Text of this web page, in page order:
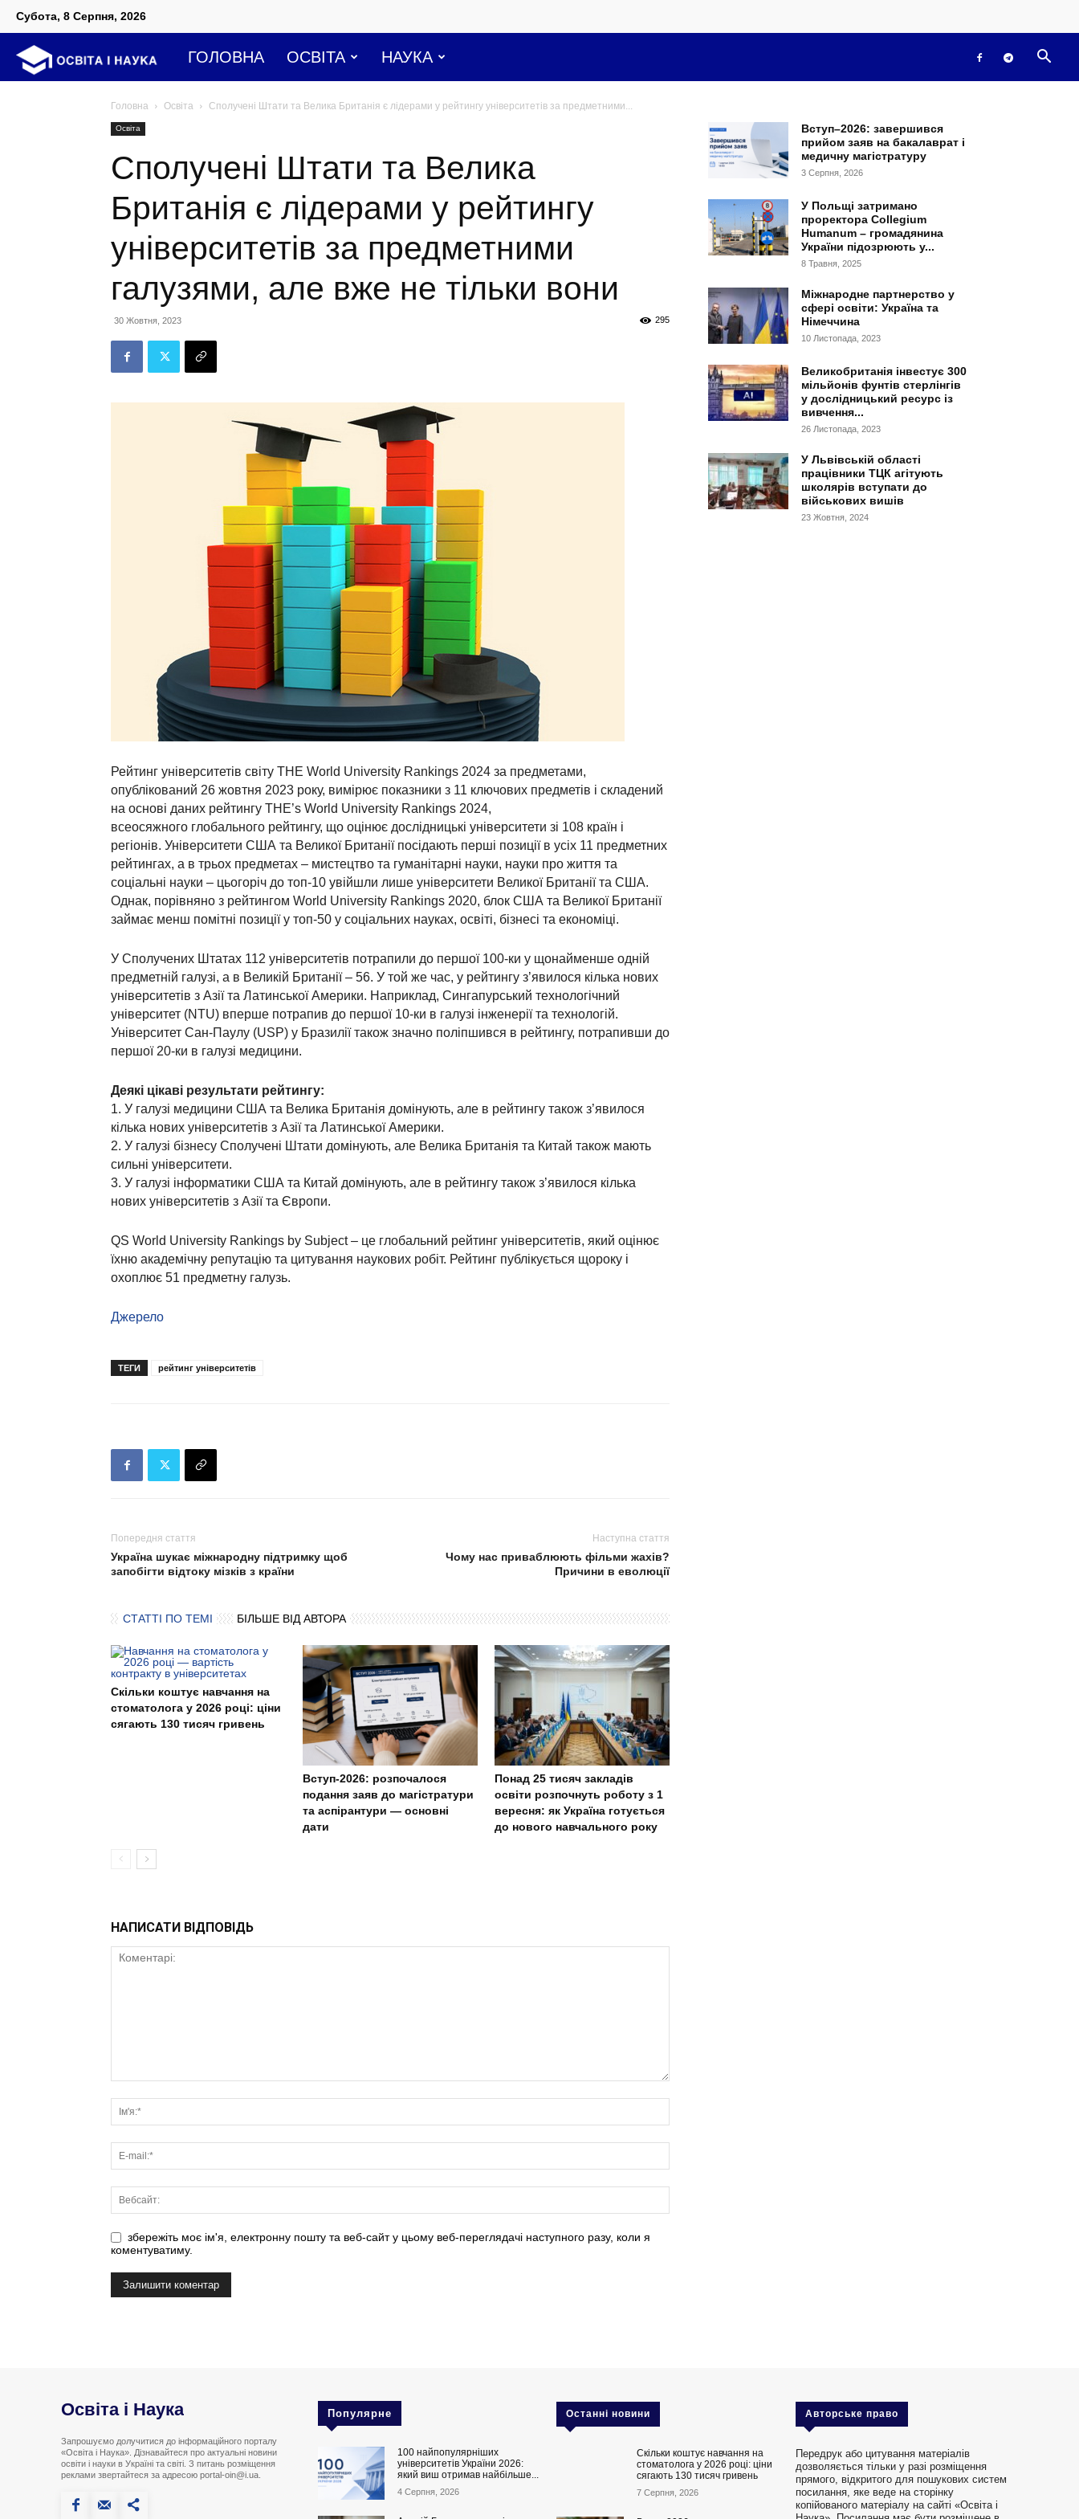
Субота, 8 Серпня, 2026
Освіта
і
ГОЛОВНА ОСВІТА НАУКА
Головна Освіта Сполучені Штати та Велика Британія є лідерами у рейтингу університетів за предметними...
Освіта
Сполучені Штати та Велика
Британія є лідерами у рейтингу
університетів за предметними
галузями, але вже не тільки вони
30 Жовтня, 2023 295
Рейтинг університетів світу THE World University Rankings 2024 за предметами,
опублікований 26 жовтня 2023 року, вимірює показники з 11 ключових предметів і складений
на основі даних рейтингу THE’s World University Rankings 2024,
всеосяжного глобального рейтингу, що оцінює дослідницькі університети зі 108 країн і
регіонів. Університети США та Великої Британії посідають перші позиції в усіх 11 предметних
рейтингах, а в трьох предметах – мистецтво та гуманітарні науки, науки про життя та
соціальні науки – цьогоріч до топ-10 увійшли лише університети Великої Британії та США.
Однак, порівняно з рейтингом World University Rankings 2020, блок США та Великої Британії
займає менш помітні позиції у топ-50 у соціальних науках, освіті, бізнесі та економіці.
У Сполучених Штатах 112 університетів потрапили до першої 100-ки у щонайменше одній
предметній галузі, а в Великій Британії – 56. У той же час, у рейтингу з’явилося кілька нових
університетів з Азії та Латинської Америки. Наприклад, Сингапурський технологічний
університет (NTU) вперше потрапив до першої 10-ки в галузі інженерії та технологій.
Університет Сан-Паулу (USP) у Бразилії також значно поліпшився в рейтингу, потрапивши до
першої 20-ки в галузі медицини.
Деякі цікаві результати рейтингу:
1. У галузі медицини США та Велика Британія домінують, але в рейтингу також з’явилося
кілька нових університетів з Азії та Латинської Америки.
2. У галузі бізнесу Сполучені Штати домінують, але Велика Британія та Китай також мають
сильні університети.
3. У галузі інформатики США та Китай домінують, але в рейтингу також з’явилося кілька
нових університетів з Азії та Європи.
QS World University Rankings by Subject – це глобальний рейтинг університетів, який оцінює
їхню академічну репутацію та цитування наукових робіт. Рейтинг публікується щороку і
охоплює 51 предметну галузь.
Джерело
ТЕГИ рейтинг університетів
Попередня стаття
Україна шукає міжнародну підтримку щоб
запобігти відтоку мізків з країни
Наступна стаття
Чому нас приваблюють фільми жахів?
Причини в еволюції
СТАТТІ ПО ТЕМІ БІЛЬШЕ ВІД АВТОРА
Скільки коштує навчання на
стоматолога у 2026 році: ціни
сягають 130 тисяч гривень
Вступ-2026: розпочалося
подання заяв до магістратури
та аспірантури — основні
дати
Понад 25 тисяч закладів
освіти розпочнуть роботу з 1
вересня: як Україна готується
до нового навчального року
НАПИСАТИ ВІДПОВІДЬ
збережіть моє ім'я, електронну пошту та веб-сайт у цьому веб-переглядачі наступного разу, коли я
коментуватиму.
Вступ–2026: завершився
прийом заяв на бакалаврат і
медичну магістратуру
3 Серпня, 2026
У Польщі затримано
проректора Collegium
Humanum – громадянина
України підозрюють у...
8 Травня, 2025
Міжнародне партнерство у
сфері освіти: Україна та
Німеччина
10 Листопада, 2023
Великобританія інвестує 300
мільйонів фунтів стерлінгів
у дослідницький ресурс із
вивчення...
26 Листопада, 2023
У Львівській області
працівники ТЦК агітують
школярів вступати до
військових вишів
23 Жовтня, 2024
Освіта і Наука
Запрошуємо долучитися до інформаційного порталу
«Освіта і Наука». Дізнавайтеся про актуальні новини
освіти і науки в Україні та світі. З питань розміщення
реклами звертайтеся за адресою portal-oin@i.ua.
Популярне
100 найпопулярніших
університетів України 2026:
який виш отримав найбільше...
4 Серпня, 2026
Останні новини
Скільки коштує навчання на
стоматолога у 2026 році: ціни
сягають 130 тисяч гривень
7 Серпня, 2026
Авторське право
Передрук або цитування матеріалів
дозволяється тільки у разі розміщення
прямого, відкритого для пошукових систем
посилання, яке веде на сторінку
копійованого матеріалу на сайті «Освіта і